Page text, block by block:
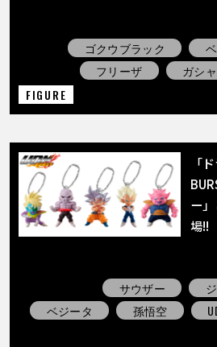
ゴクウブラック
フリーザ
ガシ
FIGURE
「
ー
場!!
サウザー
ベジータ
孫悟空